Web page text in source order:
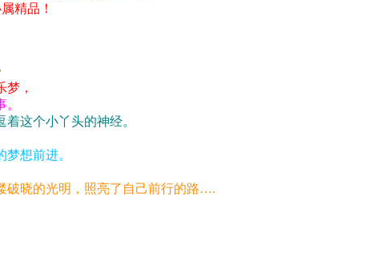
精品！
，
这个小丫头的神经。
想前进。
破晓的光明，照亮了自己前行的路….